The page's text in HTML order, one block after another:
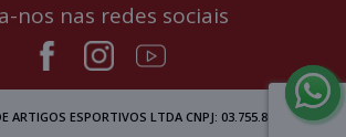
nos nas redes sociais
ARTIGOS ESPORTIVOS LTDA CNPJ: 03.755.809/0002-00